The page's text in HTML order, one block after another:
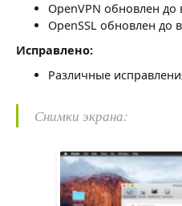
OpenVPN обновлен до
OpenSSL обновлен до
Исправлено:
Различные
Снимки экрана: